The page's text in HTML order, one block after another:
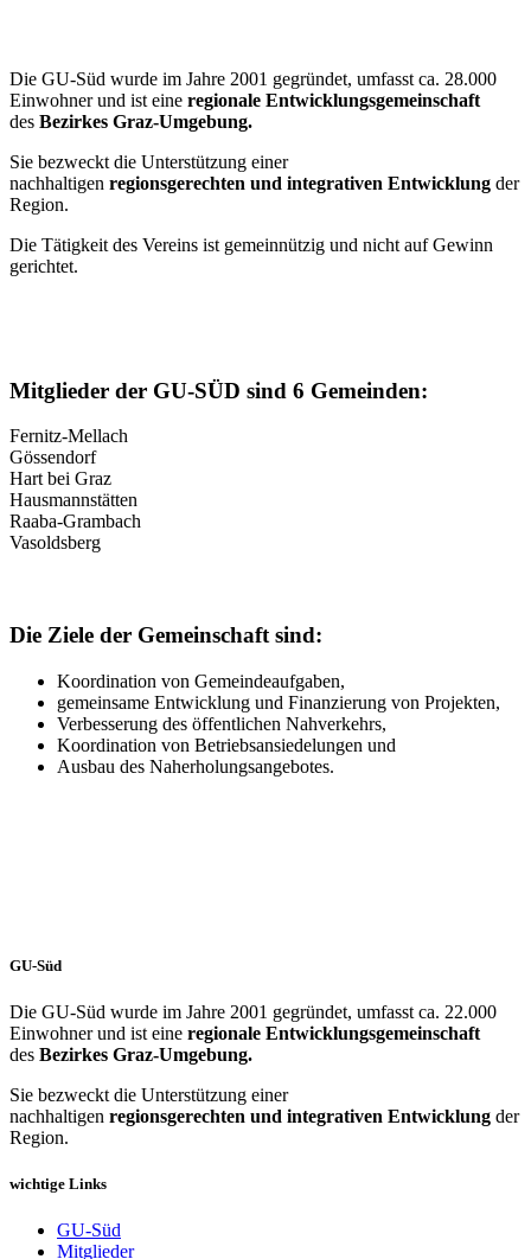
Die GU-Süd wurde im Jahre 2001 gegründet, umfasst ca. 28.000
Einwohner und ist eine regionale Entwicklungsgemeinschaft
des Bezirkes Graz-Umgebung.
Sie bezweckt die Unterstützung einer
nachhaltigen regionsgerechten und integrativen Entwicklung der
Region.
Die Tätigkeit des Vereins ist gemeinnützig und nicht auf Gewinn
gerichtet.
Mitglieder der GU-SÜD sind 6 Gemeinden:
Fernitz-Mellach
Gössendorf
Hart bei Graz
Hausmannstätten
Raaba-Grambach
Vasoldsberg
Die Ziele der Gemeinschaft sind:
Koordination von Gemeindeaufgaben,
gemeinsame Entwicklung und Finanzierung von Projekten,
Verbesserung des öffentlichen Nahverkehrs,
Koordination von Betriebsansiedelungen und
Ausbau des Naherholungsangebotes.
GU-Süd
Die GU-Süd wurde im Jahre 2001 gegründet, umfasst ca. 22.000
Einwohner und ist eine regionale Entwicklungsgemeinschaft
des Bezirkes Graz-Umgebung.
Sie bezweckt die Unterstützung einer
nachhaltigen regionsgerechten und integrativen Entwicklung der
Region.
wichtige Links
GU-Süd
Mitglieder